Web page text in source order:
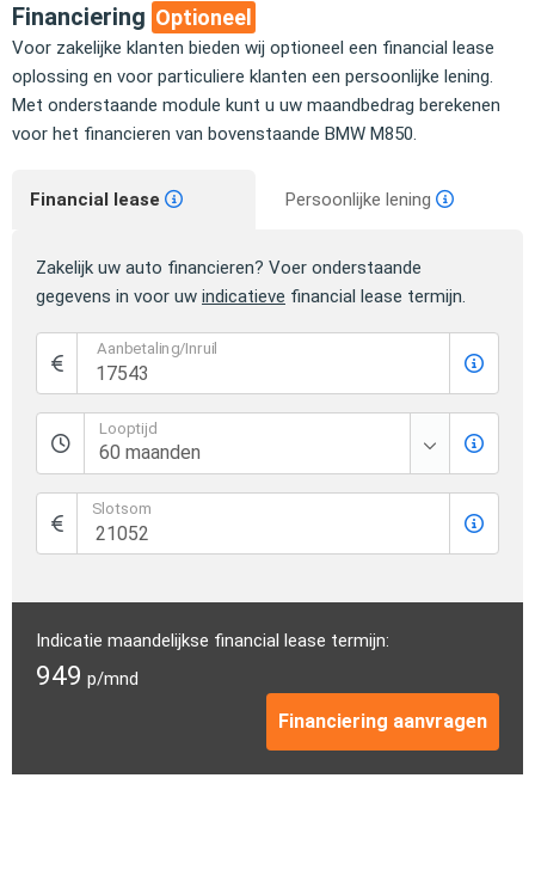
Financiering Optioneel
Voor zakelijke klanten bieden wij optioneel een financial lease
oplossing en voor particuliere klanten een persoonlijke lening.
Met onderstaande module kunt u uw maandbedrag berekenen
voor het financieren van bovenstaande BMW M850.
Financial lease Persoonlijke lening
Zakelijk uw auto financieren? Voer onderstaande
gegevens in voor uw indicatieve financial lease termijn.
Aanbetaling/Inruil
Looptijd
Slotsom
Indicatie maandelijkse financial lease termijn:
949 p/mnd
Financiering aanvragen